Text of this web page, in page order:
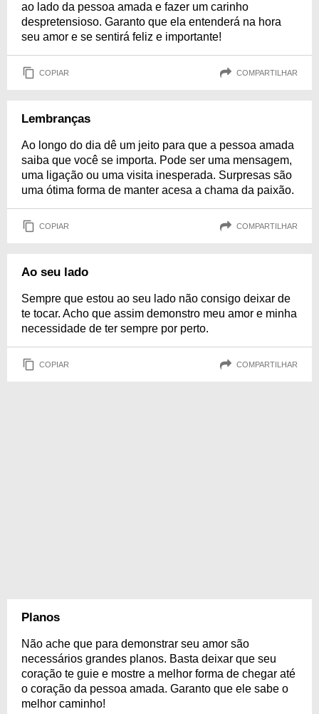
ao lado da pessoa amada e fazer um carinho
despretensioso. Garanto que ela entenderá na hora
seu amor e se sentirá feliz e importante!
COPIAR COMPARTILHAR
Lembranças
Ao longo do dia dê um jeito para que a pessoa amada
saiba que você se importa. Pode ser uma mensagem,
uma ligação ou uma visita inesperada. Surpresas são
uma ótima forma de manter acesa a chama da paixão.
COPIAR COMPARTILHAR
Ao seu lado
Sempre que estou ao seu lado não consigo deixar de
te tocar. Acho que assim demonstro meu amor e minha
necessidade de ter sempre por perto.
COPIAR COMPARTILHAR
Planos
Não ache que para demonstrar seu amor são
necessários grandes planos. Basta deixar que seu
coração te guie e mostre a melhor forma de chegar até
o coração da pessoa amada. Garanto que ele sabe o
melhor caminho!